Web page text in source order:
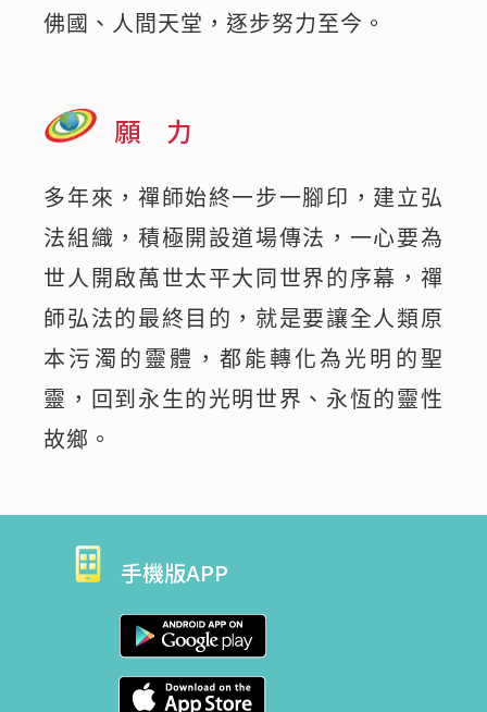
佛國、人間天堂，逐步努力至今。
願 力
多年來，禪師始終一步一腳印，建立弘
法組織，積極開設道場傳法，一心要為
世人開啟萬世太平大同世界的序幕，禪
師弘法的最終目的，就是要讓全人類原
本污濁的靈體，都能轉化為光明的聖
靈，回到永生的光明世界、永恆的靈性
故鄉。
手機版APP